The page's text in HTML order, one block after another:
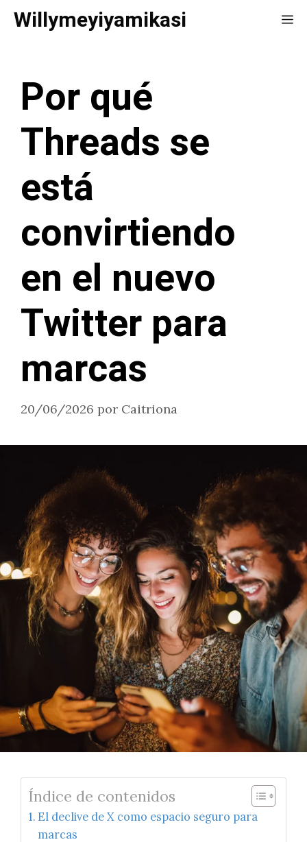
Saltar
Willymeyiyamikasi
Por qué
Threads se
está
convirtiendo
en el nuevo
Twitter para
marcas
20/06/2026 por Caitriona
Índice de contenidos
El declive de X como espacio seguro para
marcas